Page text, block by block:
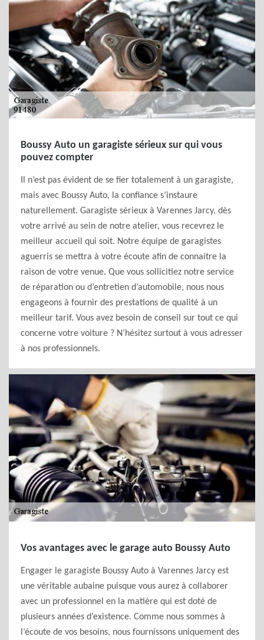
Boussy Auto un garagiste sérieux sur qui vous
pouvez compter
Il n’est pas évident de se fier totalement à un garagiste,
mais avec Boussy Auto, la confiance s’instaure
naturellement. Garagiste sérieux à Varennes Jarcy, dès
votre arrivé au sein de notre atelier, vous recevrez le
meilleur accueil qui soit. Notre équipe de garagistes
aguerris se mettra à votre écoute afin de connaitre la
raison de votre venue. Que vous sollicitiez notre service
de réparation ou d’entretien d’automobile, nous nous
engageons à fournir des prestations de qualité à un
meilleur tarif. Vous avez besoin de conseil sur tout ce qui
concerne votre voiture ? N’hésitez surtout à vous adresser
à nos professionnels.
Vos avantages avec le garage auto Boussy Auto
Engager le garagiste Boussy Auto à Varennes Jarcy est
une véritable aubaine puisque vous aurez à collaborer
avec un professionnel en la matière qui est doté de
plusieurs années d’existence. Comme nous sommes à
l’écoute de vos besoins, nous fournissons uniquement des